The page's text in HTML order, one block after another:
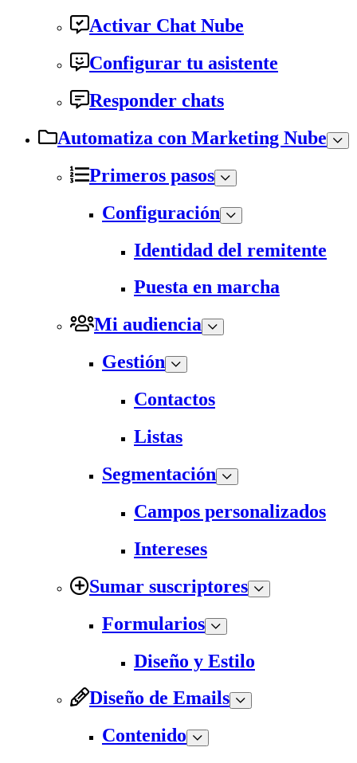
Activar Chat Nube
Configurar tu asistente
Responder chats
Automatiza con Marketing Nube
Primeros pasos
Configuración
Identidad del remitente
Puesta en marcha
Mi audiencia
Gestión
Contactos
Listas
Segmentación
Campos personalizados
Intereses
Sumar suscriptores
Formularios
Diseño y Estilo
Diseño de Emails
Contenido